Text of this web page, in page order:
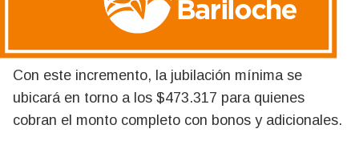
un aumento para jubilados
en junio
Con este incremento, la jubilación mínima se
ubicará en torno a los $473.317 para quienes
cobran el monto completo con bonos y adicionales.